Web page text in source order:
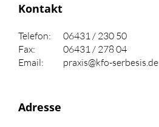
Kontakt
Telefon:
06431 / 230 50
Fax:
06431 / 278 04
Email:
praxis@kfo-serbesis.de
Adresse